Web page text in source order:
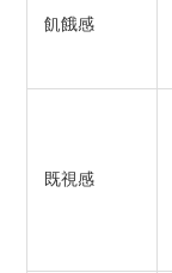
飢餓感
既視感